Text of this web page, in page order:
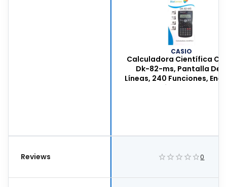
CASIO
Calculadora Científica
Dk-82-ms, Pantalla De 2
Líneas, 240 Funciones,
Por Batería Aa, Color
Reviews 0